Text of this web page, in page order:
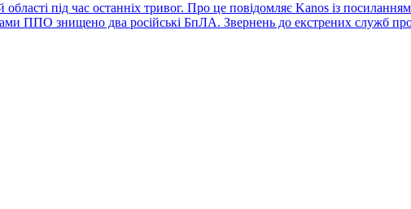
під час останніх тривог. Про це повідомляє Kanos із
ППО знищено два російські БпЛА. Звернень до екстрених служб